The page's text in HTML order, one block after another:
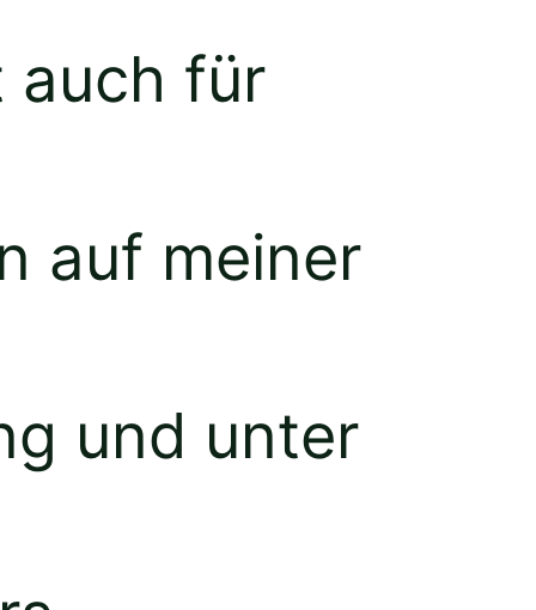
auch für
auf meiner
und unter